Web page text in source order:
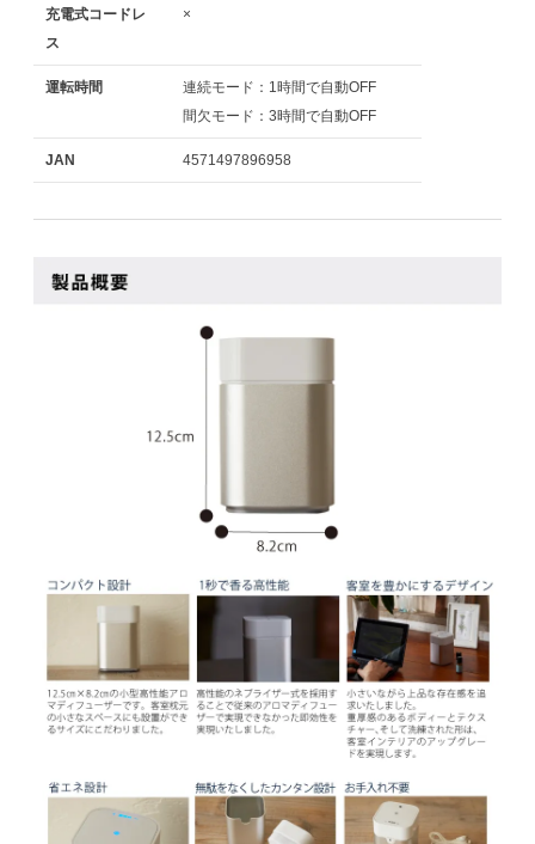
充電式コードレ
ス
×
運転時間
連続モード：1時間で自動OFF
間欠モード：3時間で自動OFF
JAN 4571497896958